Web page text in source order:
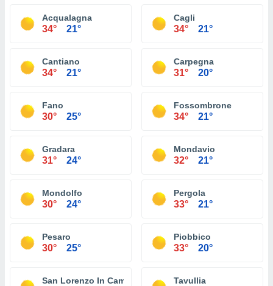
Acqualagna
34° 21°
Cagli
34° 21°
Cantiano
34° 21°
Carpegna
31° 20°
Fano
30° 25°
Fossombrone
34° 21°
Gradara
31° 24°
Mondavio
32° 21°
Mondolfo
30° 24°
Pergola
33° 21°
Pesaro
30° 25°
Piobbico
33° 20°
San Lorenzo In Campo Tavullia